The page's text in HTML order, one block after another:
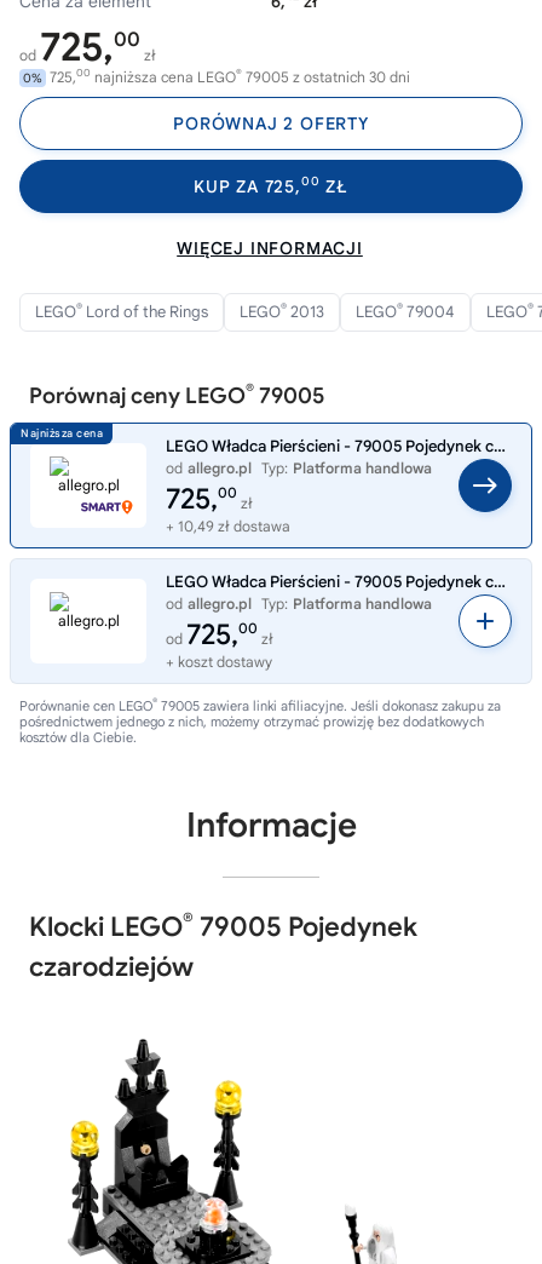
od 725,00
zł
0% 725,00 najniższa cena LEGO® 79005 z ostatnich 30 dni
PORÓWNAJ 2 OFERTY
KUP ZA 725,00 ZŁ
WIĘCEJ INFORMACJI
LEGO® Lord of the Rings LEGO® 2013 LEGO® 79004 LEGO®
Porównaj ceny LEGO® 79005
LEGO Władca Pierścieni - 79005 Pojedynek czarodziejów - Nowe
od allegro.pl Typ: Platforma handlowa
725,00
zł
+ 10,49 zł dostawa
LEGO Władca Pierścieni - 79005 Pojedynek czarodziejów - Nowe
od allegro.pl Typ: Platforma handlowa
od 725,00
zł
+ koszt dostawy
Porównanie cen LEGO® 79005 zawiera linki afiliacyjne. Jeśli dokonasz zakupu za
pośrednictwem jednego z nich, możemy otrzymać prowizję bez dodatkowych
kosztów dla Ciebie.
Informacje
Klocki LEGO® 79005 Pojedynek
czarodziejów